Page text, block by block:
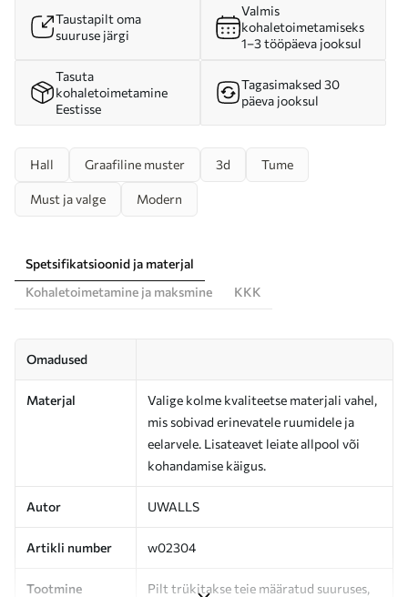
Taustapilt oma
suuruse järgi
Valmis
kohaletoimetamiseks
1–3 tööpäeva jooksul
Tasuta
kohaletoimetamine
Eestisse
Tagasimaksed 30
päeva jooksul
Hall Graafiline muster 3d Tume
Must ja valge Modern
Spetsifikatsioonid ja materjal
Kohaletoimetamine ja maksmine
KKK
Omadused
Materjal
Valige kolme kvaliteetse materjali vahel,
mis sobivad erinevatele ruumidele ja
eelarvele. Lisateavet leiate allpool või
kohandamise käigus.
Autor UWALLS
Artikli number w02304
Tootmine
Pilt trükitakse teie määratud suuruses,